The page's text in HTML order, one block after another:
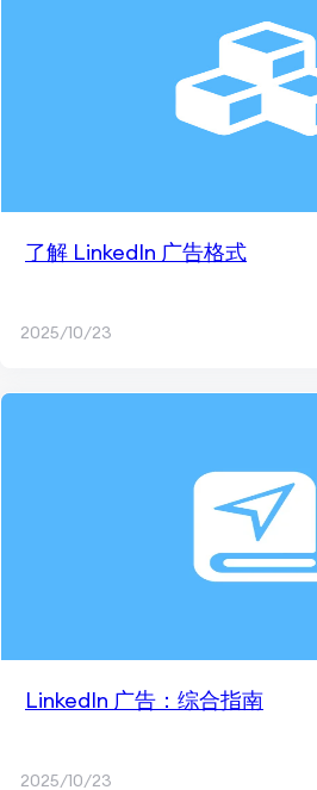
了解 LinkedIn 广告格式
2025/10/23
LinkedIn 广告：综合指南
2025/10/23